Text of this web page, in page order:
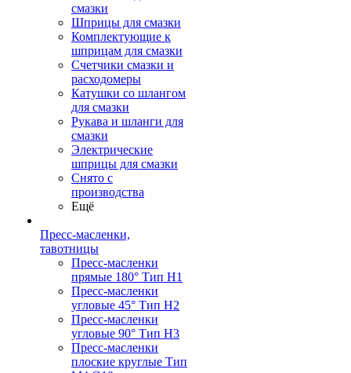
смазки
Шприцы для смазки
Комплектующие к
шприцам для смазки
Счетчики смазки и
расходомеры
Катушки со шлангом
для смазки
Рукава и шланги для
смазки
Электрические
шприцы для смазки
Снято с
производства
Ещё
Пресс-масленки,
тавотницы
Пресс-масленки
прямые 180° Тип H1
Пресс-масленки
угловые 45° Тип H2
Пресс-масленки
угловые 90° Тип H3
Пресс-масленки
плоские круглые Тип